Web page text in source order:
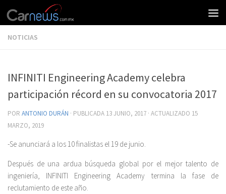
NOTICIAS
INFINITI Engineering Academy celebra
participación récord en su convocatoria 2017
POR ANTONIO DURÁN · PUBLICADA 13 JUNIO, 2017 · ACTUALIZADO 15
MARZO, 2019
-Se anunciará a los 10 finalistas el 19 de junio.
Después de una ardua búsqueda global por el mejor talento de
ingeniería, INFINITI Engineering Academy termina la fase de
reclutamiento de este año.